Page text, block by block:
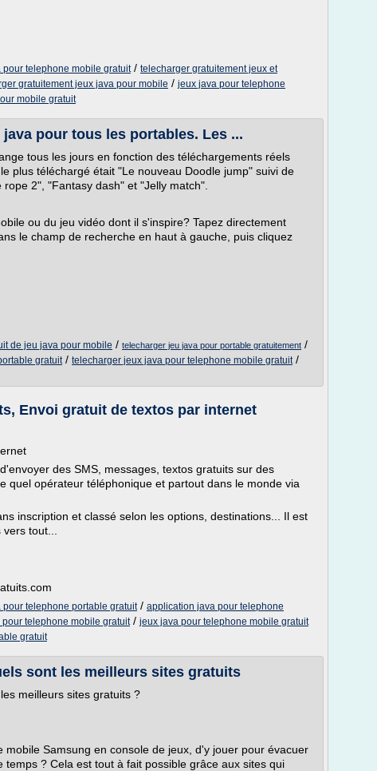
telephone mobile gratuit/ telecharger gratuitement jeux et
gratuitement jeux java pour mobile / jeux java pour telephone
mobile gratuit
pour tous les portables. Les ...
tous les jours en fonction des téléchargements réels
plus téléchargé était "Le nouveau Doodle jump" suivi de
2", "Fantasy dash" et "Jelly match".
ou du jeu vidéo dont il s'inspire? Tapez directement
le champ de recherche en haut à gauche, puis cliquez
de jeu java pour mobile / telecharger jeu java pour portable gratuitement /
gratuit/ telecharger jeux java pour telephone mobile gratuit/
Envoi gratuit de textos par internet
des SMS, messages, textos gratuits sur des
quel opérateur téléphonique et partout dans le monde via
inscription et classé selon les options, destinations... Il est
tout...
telephone portable gratuit/ application java pour telephone
telephone mobile gratuit/ jeux java pour telephone mobile gratuit
gratuit
sont les meilleurs sites gratuits
meilleurs sites gratuits ?
mobile Samsung en console de jeux, d'y jouer pour évacuer
temps ? Cela est tout à fait possible grâce aux sites qui